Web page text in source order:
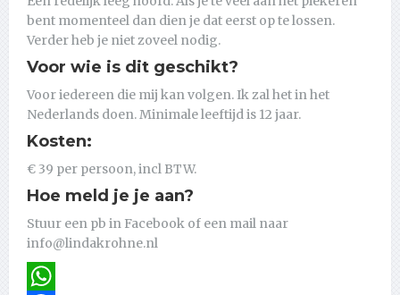
bent momenteel dan dien je dat eerst op te lossen.
Verder heb je niet zoveel nodig.
Voor wie is dit geschikt?
Voor iedereen die mij kan volgen. Ik zal het in het
Nederlands doen. Minimale leeftijd is 12 jaar.
Kosten:
€ 39 per persoon, incl BTW.
Hoe meld je je aan?
Stuur een pb in Facebook of een mail naar
info@lindakrohne.nl